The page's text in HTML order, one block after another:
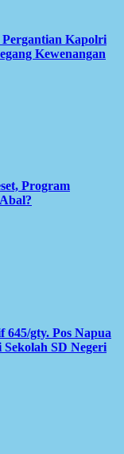
Pergantian Kapolri
Kewenangan
Program
645/gty. Pos Napua
SD Negeri